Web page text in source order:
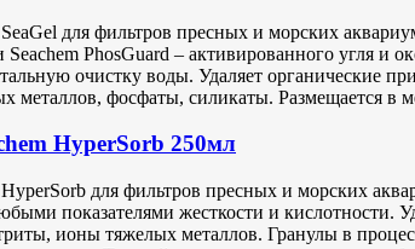
для фильтров пресных и морских
Seachem PhosGuard – активированного угля и
очистку воды. Удаляет органические
металлов, фосфаты, силикаты. Размещается в
HyperSorb 250мл
для фильтров пресных и морских
показателями жесткости и кислотности.
ионы тяжелых металлов. Гранулы в